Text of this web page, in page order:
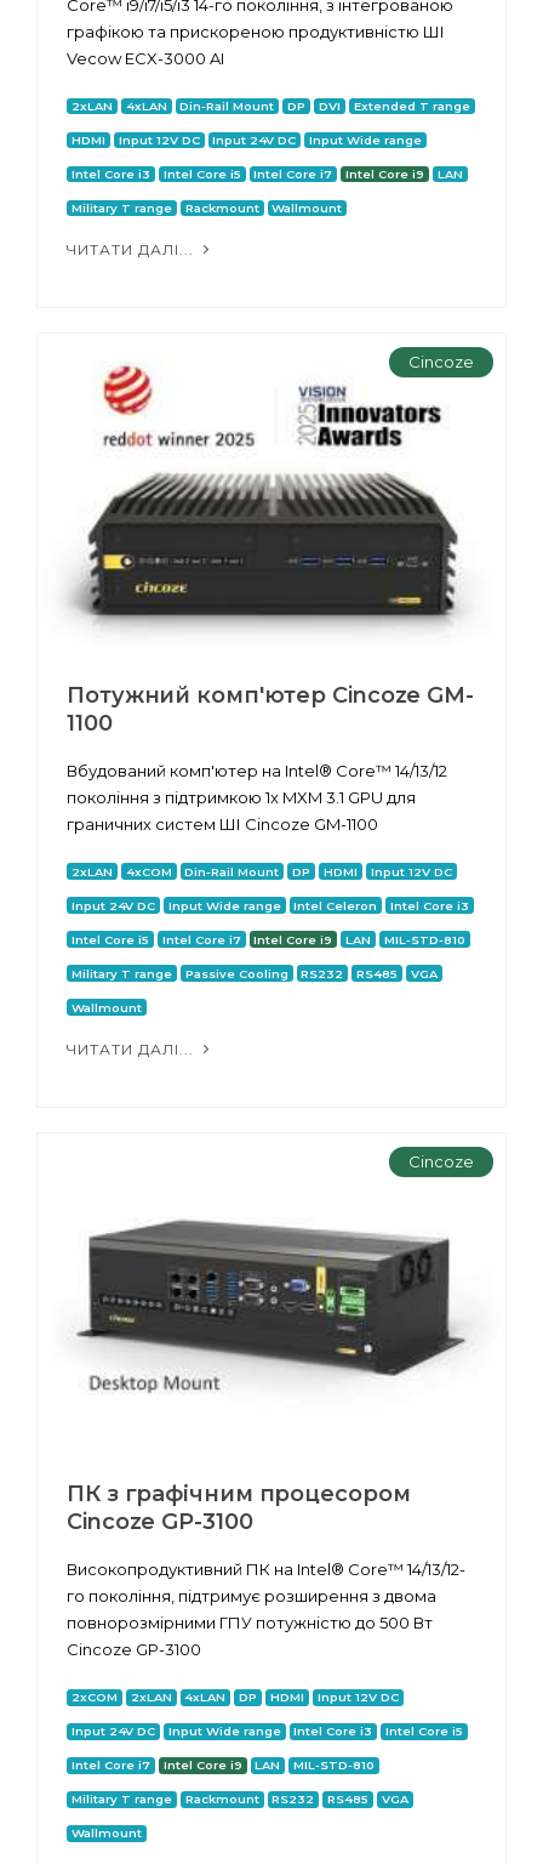
Core™ i9/i7/i5/i3 14-го покоління, з інтегрованою
графікою та прискореною продуктивністю ШІ
Vecow ECX-3000 AI
2xLAN 4xLAN Din-Rail Mount DP DVI Extended T range
HDMI Input 12V DC Input 24V DC Input Wide range
Intel Core i3 Intel Core i5 Intel Core i7 Intel Core i9 LAN
Military T range Rackmount Wallmount
ЧИТАТИ ДАЛІ...
Cincoze
Потужний комп'ютер Cincoze GM-
1100
Вбудований комп'ютер на Intel® Core™ 14/13/12
покоління з підтримкою 1x MXM 3.1 GPU для
граничних систем ШІ Cincoze GM-1100
2xLAN 4xCOM Din-Rail Mount DP HDMI Input 12V DC
Input 24V DC Input Wide range Intel Celeron Intel Core i3
Intel Core i5 Intel Core i7 Intel Core i9 LAN MIL-STD-810
Military T range Passive Cooling RS232 RS485 VGA
Wallmount
ЧИТАТИ ДАЛІ...
Cincoze
ПК з графічним процесором
Cincoze GP-3100
Високопродуктивний ПК на Intel® Core™ 14/13/12-
го покоління, підтримує розширення з двома
повнорозмірними ГПУ потужністю до 500 Вт
Cincoze GP-3100
2xCOM 2xLAN 4xLAN DP HDMI Input 12V DC
Input 24V DC Input Wide range Intel Core i3 Intel Core i5
Intel Core i7 Intel Core i9 LAN MIL-STD-810
Military T range Rackmount RS232 RS485 VGA
Wallmount